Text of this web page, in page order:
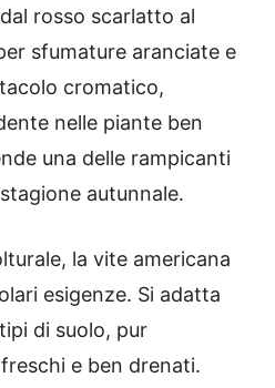
rosso scarlatto al
sfumature aranciate e
cromatico,
nelle piante ben
una delle rampicanti
autunnale.
la vite americana
esigenze. Si adatta
di suolo, pur
e ben drenati.